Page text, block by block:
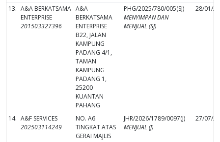
13. A&A BERKATSAMA
ENTERPRISE
201503327396
A&A
BERKATSAMA
ENTERPRISE
B22, JALAN
KAMPUNG
PADANG 4/1,
TAMAN
KAMPUNG
PADANG 1,
25200
KUANTAN
PAHANG
PHG/2025/780/005(SJ)
MENYIMPAN DAN
MENJUAL (SJ)
28/01/
14. A&F SERVICES
202503114249
NO. A6
TINGKAT ATAS
GERAI MAJLIS
JHR/2026/1789/0097(J)
MENJUAL (J)
27/07/